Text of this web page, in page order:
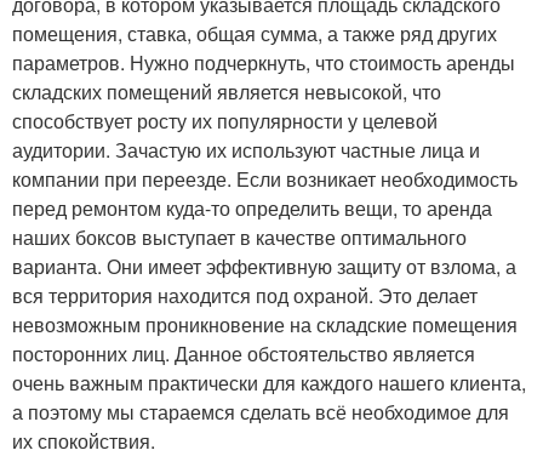
помещения, ставка, общая сумма, а также ряд других
параметров. Нужно подчеркнуть, что стоимость аренды
складских помещений является невысокой, что
способствует росту их популярности у целевой
аудитории. Зачастую их используют частные лица и
компании при переезде. Если возникает необходимость
перед ремонтом куда-то определить вещи, то аренда
наших боксов выступает в качестве оптимального
варианта. Они имеет эффективную защиту от взлома, а
вся территория находится под охраной. Это делает
невозможным проникновение на складские помещения
посторонних лиц. Данное обстоятельство является
очень важным практически для каждого нашего клиента,
а поэтому мы стараемся сделать всё необходимое для
их спокойствия.